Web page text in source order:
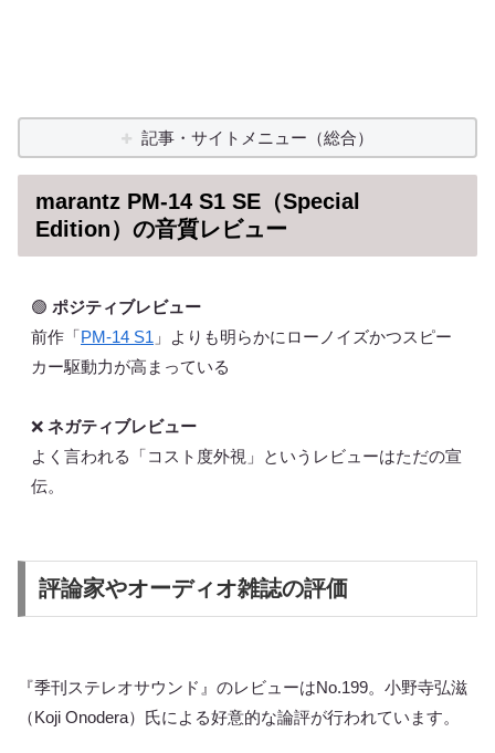
記事・サイトメニュー（総合）
marantz PM-14 S1 SE（Special
Edition）の音質レビュー
🟢 ポジティブレビュー
前作「PM-14 S1 」よりも明らかにローノイズかつスピー
カー駆動力が高まっている
❌ ネガティブレビュー
よく言われる「コスト度外視」というレビューはただの宣
伝。
評論家やオーディオ雑誌の評価
『季刊ステレオサウンド』のレビューはNo.199。小野寺弘滋
（Koji Onodera）氏による好意的な論評が行われています。